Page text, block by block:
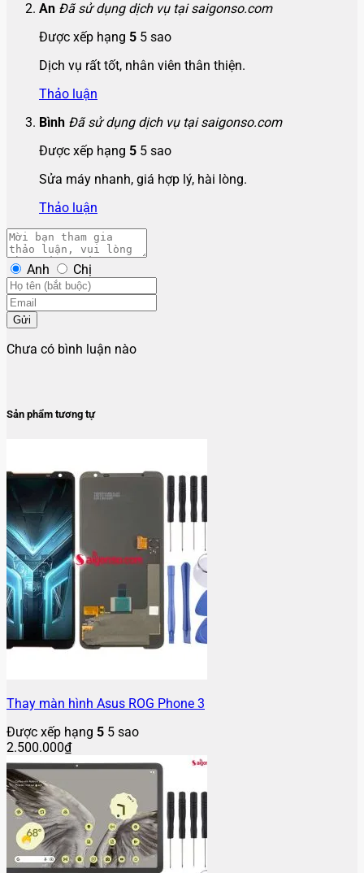
An Đã sử dụng dịch vụ tại saigonso.com
Được xếp hạng 5 5 sao
Dịch vụ rất tốt, nhân viên thân thiện.
Thảo luận
Bình Đã sử dụng dịch vụ tại saigonso.com
Được xếp hạng 5 5 sao
Sửa máy nhanh, giá hợp lý, hài lòng.
Thảo luận
Anh Chị
Gửi
Chưa có bình luận nào
Sản phẩm tương tự
Thay màn hình Asus ROG Phone 3
Được xếp hạng 5 5 sao
2.500.000₫